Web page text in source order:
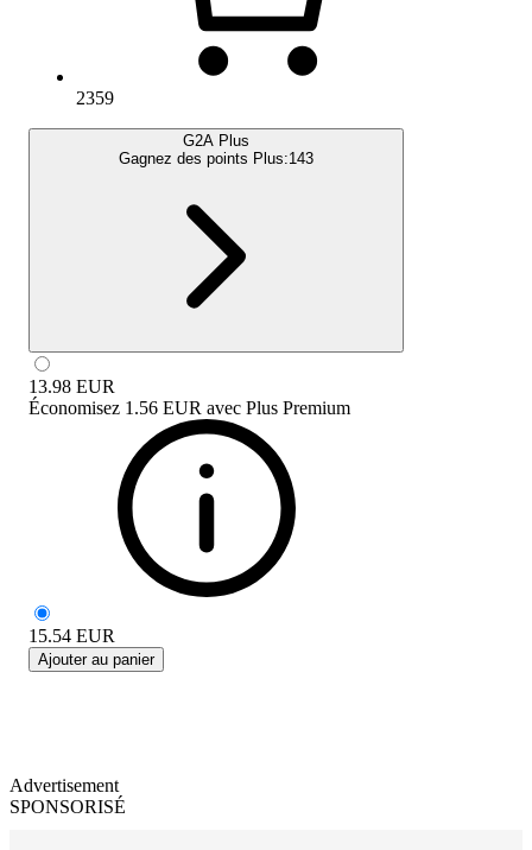
2359
G2A Plus
Gagnez des points Plus:143
13.98 EUR
Économisez 1.56 EUR avec Plus Premium
15.54 EUR
Ajouter au panier
Advertisement
SPONSORISÉ